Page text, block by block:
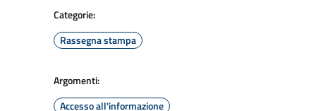
Categorie:
Rassegna stampa
Argomenti:
Accesso all'informazione